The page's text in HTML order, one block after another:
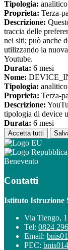
Tipologia: analitico
Proprieta: Terza-
Descrizione:
traccia delle
nei siti; può anche
utilizzando la
Youtube.
Durata: 6 mesi
Nome:
Tipologia: analitico
Proprieta: Terza-
Descrizione:
tipologia di device
Durata: 6 mesi
Accetta tutti
Benevento
Contatti
Istituto Istruzione
Via Tiengo,
Tel: 0824
Email:
PEC: